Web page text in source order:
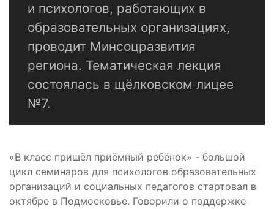
и психологов, работающих в
образовательных организациях,
проводит Минсоцразвития
региона. Тематическая лекция
состоялась в щёлковском лицее
№7.
«В класс пришёл приёмный ребёнок» - большой
цикл семинаров для психологов образовательных
организаций и социальных педагогов стартовал в
октябре в Подмосковье. Говорили о поддержке